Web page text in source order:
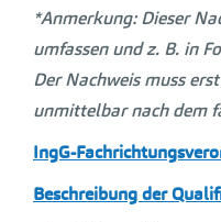
*Anmerkung: Dieser
umfassen und z. B. in
Der Nachweis muss
unmittelbar nach dem
IngG-
Beschreibung der